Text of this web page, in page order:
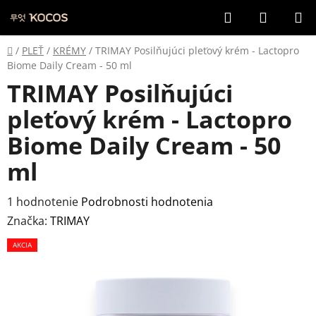
na
obsah
Hľadať
KOŠÍK
Domov
/ PLEŤ / KRÉMY / TRIMAY Posilňujúci pleťový krém - Lactopro
Biome Daily Cream - 50 ml
TRIMAY Posilňujúci
pleťový krém - Lactopro
Biome Daily Cream - 50
ml
Priemerné
hodnotenie
produktu
1 hodnotenie Podrobnosti hodnotenia
Značka: TRIMAY
AKCIA